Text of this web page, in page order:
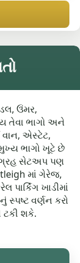
ઉંમર,
તેવા ભાગો અને
એસ્ટેટ,
ભાગો ખૂટે છે
સેટઅપ પણ
માં ગેરેજ,
ખાડીમાં
વર્ણન કરો
ટકી શકે.